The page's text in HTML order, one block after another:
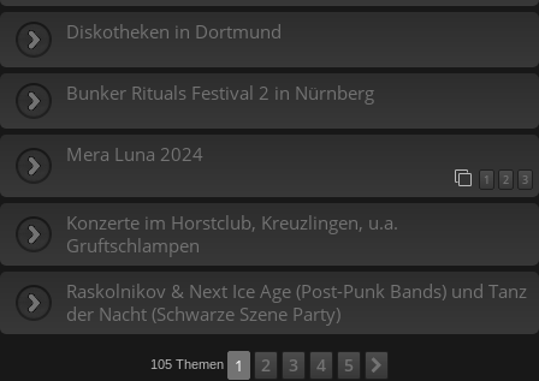
Diskotheken in Dortmund
Bunker Rituals Festival 2 in Nürnberg
Mera Luna 2024
1 2 3
Konzerte im Horstclub, Kreuzlingen, u.a.
Gruftschlampen
Raskolnikov & Next Ice Age (Post-Punk Bands) und Tanz
der Nacht (Schwarze Szene Party)
105 Themen 1 2 3 4 5